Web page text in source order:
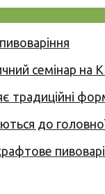
семінар на
традиційні
до